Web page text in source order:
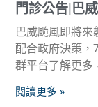
門診公告|巴
巴威颱風即將
配合政府決策，
群平台了解更多
閱讀更多 »